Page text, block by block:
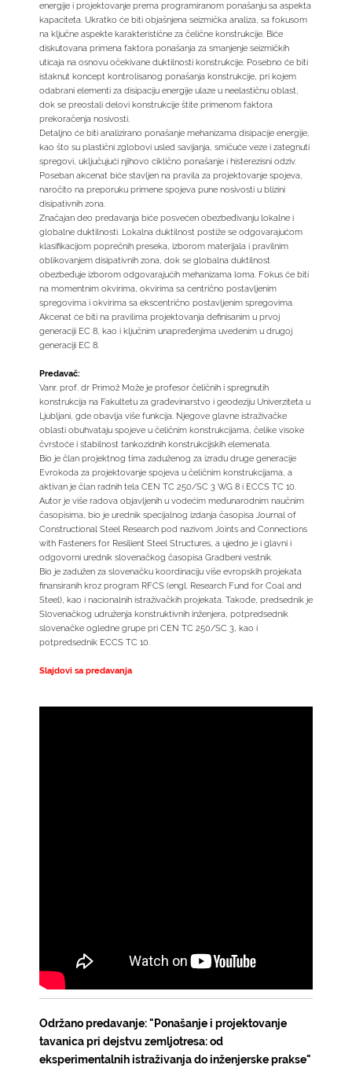
energije i projektovanje prema programiranom ponašanju sa aspekta
kapaciteta. Ukratko će biti objašnjena seizmička analiza, sa fokusom
na ključne aspekte karakteristične za čelične konstrukcije. Biće
diskutovana primena faktora ponašanja za smanjenje seizmičkih
uticaja na osnovu očekivane duktilnosti konstrukcije. Posebno će biti
istaknut koncept kontrolisanog ponašanja konstrukcije, pri kojem
odabrani elementi za disipaciju energije ulaze u neelastičnu oblast,
dok se preostali delovi konstrukcije štite primenom faktora
prekoračenja nosivosti.
Detaljno će biti analizirano ponašanje mehanizama disipacije energije,
kao što su plastični zglobovi usled savijanja, smičuće veze i zategnuti
spregovi, uključujući njihovo ciklično ponašanje i histerezisni odziv.
Poseban akcenat biće stavljen na pravila za projektovanje spojeva,
naročito na preporuku primene spojeva pune nosivosti u blizini
disipativnih zona.
Značajan deo predavanja biće posvećen obezbeđivanju lokalne i
globalne duktilnosti. Lokalna duktilnost postiže se odgovarajućom
klasifikacijom poprečnih preseka, izborom materijala i pravilnim
oblikovanjem disipativnih zona, dok se globalna duktilnost
obezbeđuje izborom odgovarajućih mehanizama loma. Fokus će biti
na momentnim okvirima, okvirima sa centrično postavljenim
spregovima i okvirima sa ekscentrično postavljenim spregovima.
Akcenat će biti na pravilima projektovanja definisanim u prvoj
generaciji EC 8, kao i ključnim unapređenjima uvedenim u drugoj
generaciji EC 8.
Predavač:
Vanr. prof. dr Primož Može je profesor čeličnih i spregnutih
konstrukcija na Fakultetu za građevinarstvo i geodeziju Univerziteta u
Ljubljani, gde obavlja više funkcija. Njegove glavne istraživačke
oblasti obuhvataju spojeve u čeličnim konstrukcijama, čelike visoke
čvrstoće i stabilnost tankozidnih konstrukcijskih elemenata.
Bio je član projektnog tima zaduženog za izradu druge generacije
Evrokoda za projektovanje spojeva u čeličnim konstrukcijama, a
aktivan je član radnih tela CEN TC 250/SC 3 WG 8 i ECCS TC 10.
Autor je više radova objavljenih u vodećim međunarodnim naučnim
časopisima, bio je urednik specijalnog izdanja časopisa Journal of
Constructional Steel Research pod nazivom Joints and Connections
with Fasteners for Resilient Steel Structures, a ujedno je i glavni i
odgovorni urednik slovenačkog časopisa Gradbeni vestnik.
Bio je zadužen za slovenačku koordinaciju više evropskih projekata
finansiranih kroz program RFCS (engl. Research Fund for Coal and
Steel), kao i nacionalnih istraživačkih projekata. Takođe, predsednik je
Slovenačkog udruženja konstruktivnih inženjera, potpredsednik
slovenačke ogledne grupe pri CEN TC 250/SC 3, kao i
potpredsednik ECCS TC 10.
Slajdovi sa predavanja
Održano predavanje: "Ponašanje i projektovanje
tavanica pri dejstvu zemljotresa: od
eksperimentalnih istraživanja do inženjerske prakse"